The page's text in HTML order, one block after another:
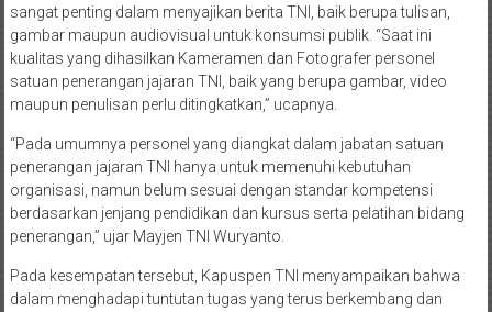
sangat penting dalam menyajikan berita TNI, baik berupa tulisan,
gambar maupun audiovisual untuk konsumsi publik. “Saat ini
kualitas yang dihasilkan Kameramen dan Fotografer personel
satuan penerangan jajaran TNI, baik yang berupa gambar, video
maupun penulisan perlu ditingkatkan,” ucapnya.
“Pada umumnya personel yang diangkat dalam jabatan satuan
penerangan jajaran TNI hanya untuk memenuhi kebutuhan
organisasi, namun belum sesuai dengan standar kompetensi
berdasarkan jenjang pendidikan dan kursus serta pelatihan bidang
penerangan,” ujar Mayjen TNI Wuryanto.
Pada kesempatan tersebut, Kapuspen TNI menyampaikan bahwa
dalam menghadapi tuntutan tugas yang terus berkembang dan